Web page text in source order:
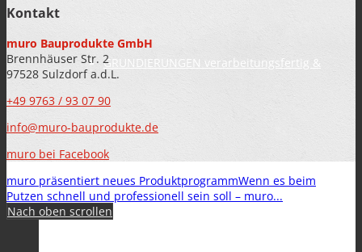
GRUNDIERUNGEN verarbeitungsfertig &
Spezialanwendungen
Kontakt
muro Bauprodukte GmbH
Brennhäuser Str. 2
97528 Sulzdorf a.d.L.
+49 9763 / 93 07 90
info@muro-bauprodukte.de
muro bei Facebook
muro präsentiert neues ProduktprogrammWenn es beim
Putzen schnell und professionell sein soll – muro...
Nach oben scrollen